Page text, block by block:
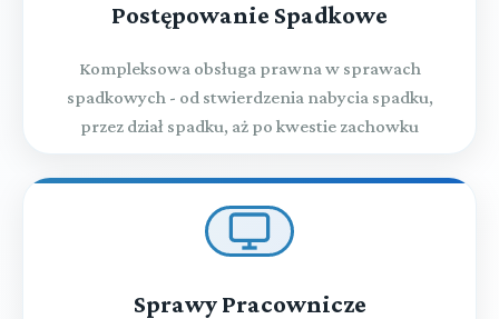
Postępowanie Spadkowe
Kompleksowa obsługa prawna w sprawach
spadkowych - od stwierdzenia nabycia spadku,
przez dział spadku, aż po kwestie zachowku
Sprawy Pracownicze